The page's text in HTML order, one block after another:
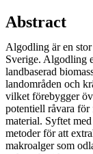
Abstract
Algodling är en
Sverige. Algodling
landbaserad
landområden och
vilket förebygger
potentiell råvara för
material. Syftet
metoder för att
makroalger som